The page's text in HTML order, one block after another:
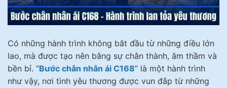
Có những hành trình không bắt đầu từ những điều lớn
lao, mà được tạo nên bằng sự chân thành, âm thầm và
bền bỉ. “Bước chân nhân ái C168” là một hành trình
như vậy, nơi tình yêu thương được vun đắp từ những